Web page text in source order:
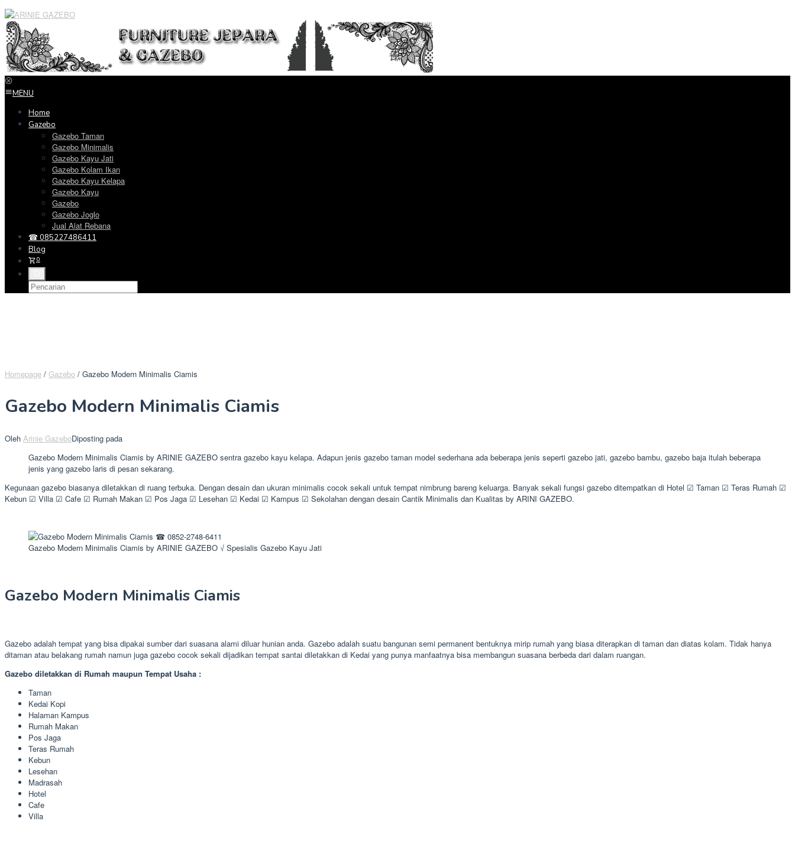
Loncat
ke
konten
MENU
Home
Gazebo
Gazebo Taman
Gazebo Minimalis
Gazebo Kayu Jati
Gazebo Kolam Ikan
Gazebo Kayu Kelapa
Gazebo Kayu
Gazebo
Gazebo Joglo
Jual Alat Rebana
☎ 085227486411
Blog
0
Homepage / Gazebo / Gazebo Modern Minimalis Ciamis
Gazebo Modern Minimalis Ciamis
Oleh Arinie GazeboDiposting pada
Gazebo Modern Minimalis Ciamis by ARINIE GAZEBO sentra gazebo kayu kelapa. Adapun jenis gazebo taman model sederhana ada beberapa jenis seperti gazebo jati, gazebo bambu, gazebo baja itulah beberapa
jenis yang gazebo laris di pesan sekarang.
Kegunaan gazebo biasanya diletakkan di ruang terbuka. Dengan desain dan ukuran minimalis cocok sekali untuk tempat nimbrung bareng keluarga. Banyak sekali fungsi gazebo ditempatkan di Hotel ☑ Taman ☑ Teras Rumah ☑
Kebun ☑ Villa ☑ Cafe ☑ Rumah Makan ☑ Pos Jaga ☑ Lesehan ☑ Kedai ☑ Kampus ☑ Sekolahan dengan desain Cantik Minimalis dan Kualitas by ARINI GAZEBO.
Gazebo Modern Minimalis Ciamis by ARINIE GAZEBO √ Spesialis Gazebo Kayu Jati
Gazebo Modern Minimalis Ciamis
Gazebo adalah tempat yang bisa dipakai sumber dari suasana alami diluar hunian anda. Gazebo adalah suatu bangunan semi permanent bentuknya mirip rumah yang biasa diterapkan di taman dan diatas kolam. Tidak hanya
ditaman atau belakang rumah namun juga gazebo cocok sekali dijadikan tempat santai diletakkan di Kedai yang punya manfaatnya bisa membangun suasana berbeda dari dalam ruangan.
Gazebo diletakkan di Rumah maupun Tempat Usaha :
Taman
Kedai Kopi
Halaman Kampus
Rumah Makan
Pos Jaga
Teras Rumah
Kebun
Lesehan
Madrasah
Hotel
Cafe
Villa